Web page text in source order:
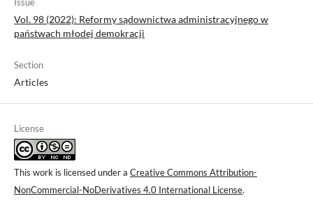
Vol. 98 (2022): Reformy sądownictwa administracyjnego w
państwach młodej demokracji
Section
Articles
License
This work is licensed under a Creative Commons Attribution-
NonCommercial-NoDerivatives 4.0 International License.